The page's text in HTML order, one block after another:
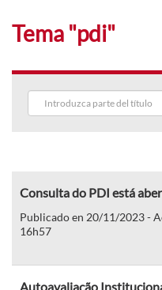
Tema "pdi"
Consulta do PDI está
Publicado en 20/11/2023 -
16h57
Autoavaliação